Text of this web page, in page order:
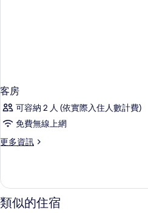
客房
可容納 2 人 (依實際入住人數計費)
免費無線上網
更多資訊
更
的
詳
情
類似的住宿